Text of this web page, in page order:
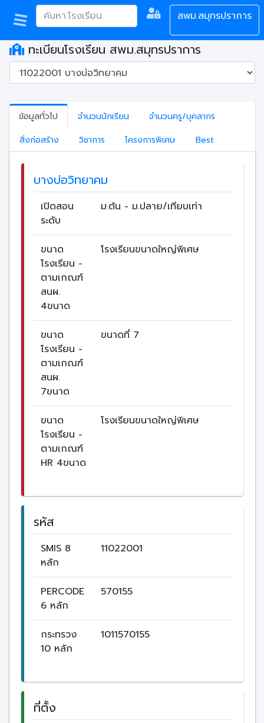
สพม.สมุทรปราการ
ทะเบียนโรงเรียน สพม.สมุทรปราการ
ข้อมูลทั่วไป จำนวนนักเรียน
จำนวนครู/บุคลากร
สิ่งก่อสร้าง
วิชาการ โครงการพิเศษ Best
บางบ่อวิทยาคม
เปิดสอน
ระดับ
ม.ต้น - ม.ปลาย/เทียบเท่า
ขนาด
โรงเรียน -
ตามเกณฑ์
สนผ.
4ขนาด
โรงเรียนขนาดใหญ่พิเศษ
ขนาด
โรงเรียน -
ตามเกณฑ์
สนผ.
7ขนาด
ขนาดที่ 7
ขนาด
โรงเรียน -
ตามเกณฑ์
HR 4ขนาด
โรงเรียนขนาดใหญ่พิเศษ
รหัส
SMIS 8
หลัก
11022001
PERCODE
6 หลัก
570155
กระทรวง
10 หลัก
1011570155
ที่ตั้ง